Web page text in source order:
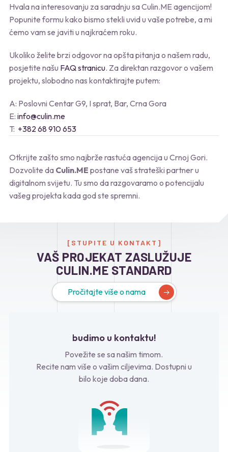
Hvala na interesovanju za saradnju sa Culin.ME agencijom!
Popunite formu kako bismo stekli uvid u vaše potrebe, a mi
ćemo vam se javiti u najkraćem roku.
Ukoliko želite brzi odgovor na opšta pitanja o našem radu,
posjetite našu FAQ stranicu. Za direktan razgovor o vašem
projektu, slobodno nas kontaktirajte putem:
A: Poslovni Centar G9, I sprat, Bar, Crna Gora
E: info@culin.me
T: +382 68 910 653
Otkrijte zašto smo najbrže rastuća agencija u Crnoj Gori.
Dozvolite da Culin.ME postane vaš strateški partner u
digitalnom svijetu. Tu smo da razgovaramo o potencijalu
vašeg projekta kada god ste spremni.
[STUPITE U KONTAKT]
VAŠ PROJEKAT ZASLUŽUJE
CULIN.ME STANDARD
Pročitajte više o nama
budimo u kontaktu!
Povežite se sa našim timom.
Recite nam više o vašim ciljevima. Dostupni u
bilo koje doba dana.